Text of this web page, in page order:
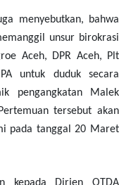
menyebutkan, bahwa
unsur birokrasi
Aceh, DPR Aceh, Plt
untuk duduk secara
pengangkatan Malek
tersebut akan
pada tanggal 20 Maret